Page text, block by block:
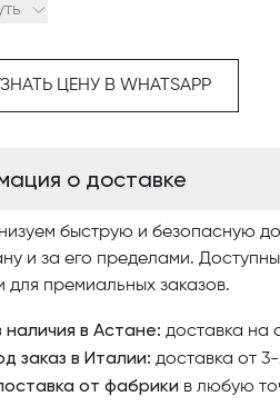
каждого предмета Rosaperla
объекта или в качестве
ROSAPERLA
изучайте наш интернет-
качественными фото,
заказ.
ЦЕНУ В WHATSAPP
о доставке
быструю и безопасную
и за его пределами.
для премиальных заказов.
наличия в Астане: доставка на
заказ в Италии: доставка от
от фабрики в любую